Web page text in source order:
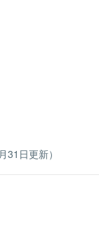
日更新）